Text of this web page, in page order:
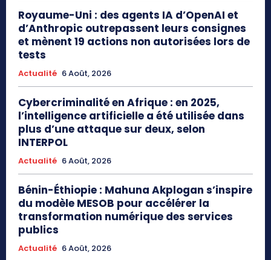
Royaume-Uni : des agents IA d’OpenAI et
d’Anthropic outrepassent leurs consignes
et mènent 19 actions non autorisées lors de
tests
Actualité 6 Août, 2026
Cybercriminalité en Afrique : en 2025,
l’intelligence artificielle a été utilisée dans
plus d’une attaque sur deux, selon
INTERPOL
Actualité 6 Août, 2026
Bénin-Éthiopie : Mahuna Akplogan s’inspire
du modèle MESOB pour accélérer la
transformation numérique des services
publics
Actualité 6 Août, 2026